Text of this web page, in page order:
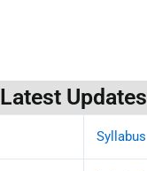
Latest Updates
Syllabus